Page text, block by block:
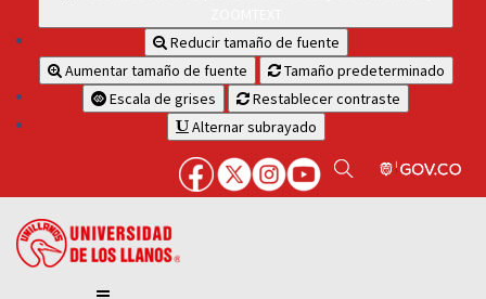
Reducir tamaño de fuente
Aumentar tamaño de fuente
Tamaño predeterminado
Escala de grises
Restablecer contraste
Alternar subrayado